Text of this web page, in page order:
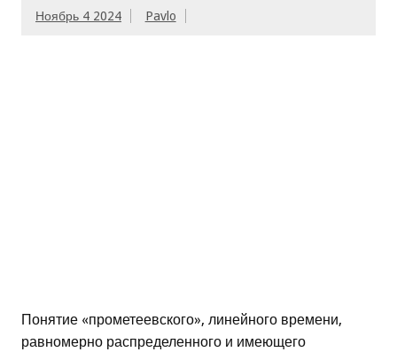
Ноябрь 4 2024 Pavlo
Понятие «прометеевского», линейного времени,
равномерно распределенного и имеющего